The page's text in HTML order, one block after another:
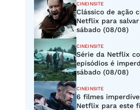
CINEINSITE
Clássico de ação
Netflix para salvar
sábado (08/08)
CINEINSITE
Série da Netflix
episódios é
sábado (08/08)
CINEINSITE
6 filmes
Netflix para este